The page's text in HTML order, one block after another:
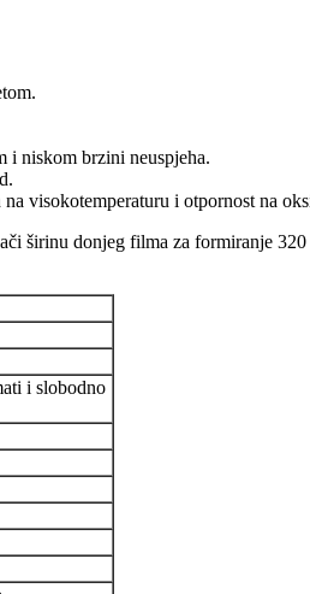
i niskom brzini neuspjeha.
visokotemperaturu i otpornost na
donjeg filma za formiranje
i slobodno